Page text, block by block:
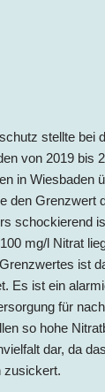
stellte bei
von 2019 bis
in Wiesbaden
den Grenzwert
schockierend
mg/l Nitrat
ist
Es ist ein
für
so hohe
dar, da
zusickert.